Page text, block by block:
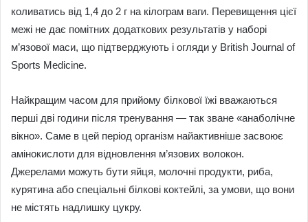
коливатись від 1,4 до 2 г на кілограм ваги. Перевищення цієї
межі не дає помітних додаткових результатів у наборі
м’язової маси, що підтверджують і огляди у British Journal of
Sports Medicine.
Найкращим часом для прийому білкової їжі вважаються
перші дві години після тренування — так зване «анаболічне
вікно». Саме в цей період організм найактивніше засвоює
амінокислоти для відновлення м’язових волокон.
Джерелами можуть бути яйця, молочні продукти, риба,
курятина або спеціальні білкові коктейлі, за умови, що вони
не містять надлишку цукру.